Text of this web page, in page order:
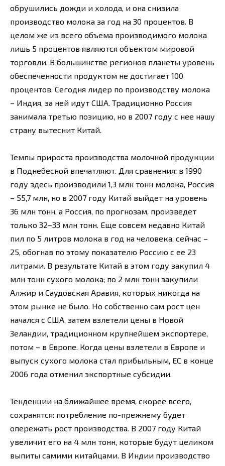
обрушились дожди и холода, и она снизила
производство молока за год на 30 процентов. В
целом же из всего объема производимого молока
лишь 5 процентов являются объектом мировой
торговли. В большинстве регионов планеты уровень
обеспеченности продуктом не достигает 100
процентов. Сегодня лидер по производству молока
– Индия, за ней идут США. Традиционно Россия
занимала третью позицию, но в 2007 году с нее нашу
страну вытеснит Китай.
Темпы прироста производства молочной продукции
в Поднебесной впечатляют. Для сравнения: в 1990
году здесь производили 1,3 млн тонн молока, Россия
– 55,7 млн, но в 2007 году Китай выйдет на уровень
36 млн тонн, а Россия, по прогнозам, произведет
только 32–33 млн тонн. Еще совсем недавно Китай
пил по 5 литров молока в год на человека, сейчас –
25, обогнав по этому показателю Россию с ее 23
литрами. В результате Китай в этом году закупил 4
млн тонн сухого молока; по 2 млн тонн закупили
Алжир и Саудовская Аравия, которых никогда на
этом рынке не было. Но собственно сам рост цен
начался с США, затем взлетели цены в Новой
Зеландии, традиционном крупнейшем экспортере,
потом – в Европе. Когда цены взлетели в Европе и
выпуск сухого молока стал прибыльным, ЕС в конце
2006 года отменил экспортные субсидии.
Тенденции на ближайшее время, скорее всего,
сохранятся: потребление по-прежнему будет
опережать рост производства. В 2007 году Китай
увеличит его на 4 млн тонн, которые будут целиком
выпиты самими китайцами. В Индии производство